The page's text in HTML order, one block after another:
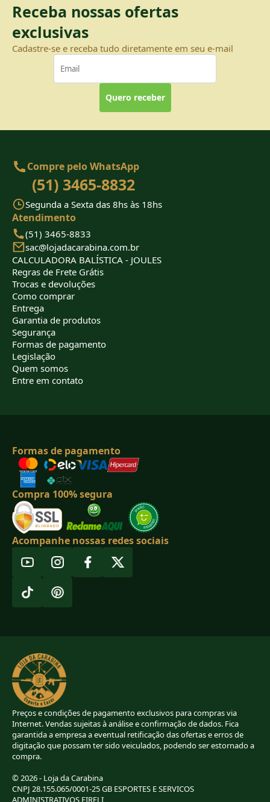
Receba nossas ofertas
exclusivas
Cadastre-se e receba tudo diretamente em seu e-mail
Quero receber
Compre pelo WhatsApp
(51) 3465-8832
Segunda a Sexta das 8hs às 18hs
Atendimento
(51) 3465-8833
sac@lojadacarabina.com.br
CALCULADORA BALÍSTICA - JOULES
Regras de Frete Grátis
Trocas e devoluções
Como comprar
Entrega
Garantia de produtos
Segurança
Formas de pagamento
Legislação
Quem somos
Entre em contato
Formas de pagamento
Compra 100% segura
Acompanhe nossas redes sociais
Preços e condições de pagamento exclusivos para compras via
Internet. Vendas sujeitas à análise e confirmação de dados. Fica
garantida a empresa a eventual retificação das ofertas e erros de
digitação que possam ter sido veiculados, podendo ser estornado a
compra.
© 2026 - Loja da Carabina
CNPJ 28.155.065/0001-25 GB ESPORTES E SERVICOS
ADMINISTRATIVOS EIRELI